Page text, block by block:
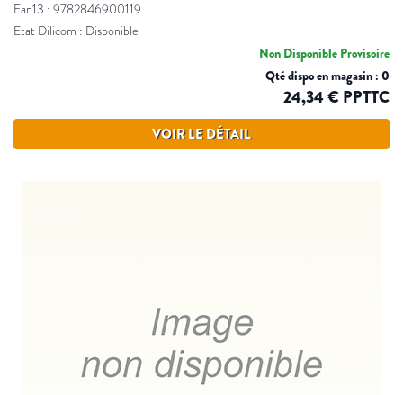
Ean13 : 9782846900119
Etat Dilicom : Disponible
Non Disponible Provisoire
Qté dispo en magasin : 0
24,34 € PPTTC
VOIR LE DÉTAIL